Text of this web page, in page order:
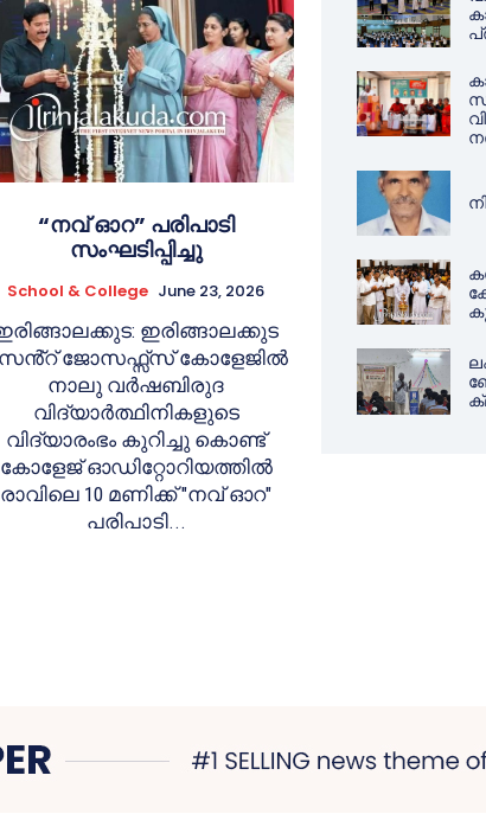
“നവ് ഓറ” പരിപാടി
സംഘടിപ്പിച്ചു
School & College June 23, 2026
ഇരിങ്ങാലക്കുട
ജോസഫ്സ്സ് കോളേജിൽ
നാലു വർഷബിരുദ
വിദ്യാർത്ഥിനികളുടെ
വിദ്യാരംഭം കുറിച്ചു കൊണ്ട്
കോളേജ് ഓഡിറ്റോറിയത്തിൽ
രാവിലെ 10 മണിക്ക് "നവ് ഓറ"
പരിപാടി...